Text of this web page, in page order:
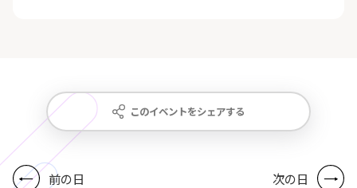
このイベントをシェアする
前の日 次の日